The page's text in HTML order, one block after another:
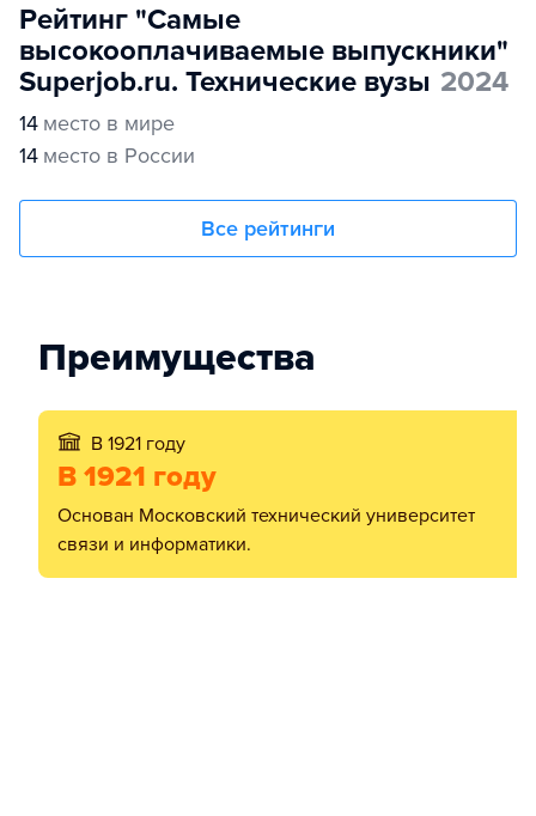
Рейтинг "Самые
высокооплачиваемые выпускники"
Superjob.ru. Технические вузы 2024
14 место в мире
14 место в России
Все рейтинги
Преимущества
В 1921 году
В 1921 году
основан Московский технический университет
связи и информатики.